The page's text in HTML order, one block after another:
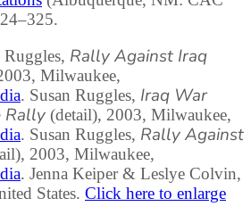
Ruggles, Rally Against Iraq
Milwaukee,
. Susan Ruggles, Iraq War
Rally (detail), 2003, Milwaukee,
. Susan Ruggles, Rally Against
2003, Milwaukee,
. Jenna Keiper & Leslye Colvin,
States. Click here to enlarge